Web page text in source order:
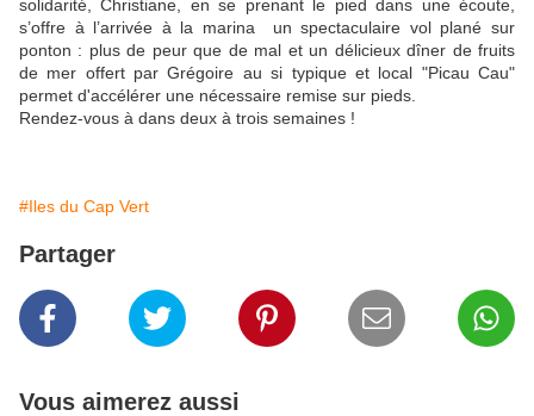
solidarité, Christiane, en se prenant le pied dans une écoute,
s’offre à l’arrivée à la marina
un spectaculaire vol plané sur
ponton : plus de peur que de mal et un délicieux dîner de fruits
de mer offert par Grégoire au si typique et local "Picau Cau"
permet d'accélérer une nécessaire remise sur pieds.
Rendez-vous à dans deux à trois semaines !
#Iles du Cap Vert
Partager
Vous aimerez aussi